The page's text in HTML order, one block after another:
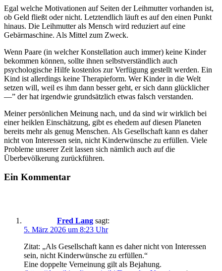
Egal welche Motivationen auf Seiten der Leihmutter vorhanden ist,
ob Geld fließt oder nicht. Letztendlich läuft es auf den einen Punkt
hinaus. Die Leihmutter als Mensch wird reduziert auf eine
Gebärmaschine. Als Mittel zum Zweck.
Wenn Paare (in welcher Konstellation auch immer) keine Kinder
bekommen können, sollte ihnen selbstverständlich auch
psychologische Hilfe kostenlos zur Verfügung gestellt werden. Ein
Kind ist allerdings keine Therapieform. Wer Kinder in die Welt
setzen will, weil es ihm dann besser geht, er sich dann glücklicher
—” der hat irgendwie grundsätzlich etwas falsch verstanden.
Meiner persönlichen Meinung nach, und da sind wir wirklich bei
einer heiklen Einschätzung, gibt es ehedem auf diesen Planeten
bereits mehr als genug Menschen. Als Gesellschaft kann es daher
nicht von Interessen sein, nicht Kinderwünsche zu erfüllen. Viele
Probleme unserer Zeit lassen sich nämlich auch auf die
Überbevölkerung zurückführen.
Ein Kommentar
Fred Lang sagt:
5. März 2026 um 8:23 Uhr
Zitat: „Als Gesellschaft kann es daher nicht von Interessen
sein, nicht Kinderwünsche zu erfüllen.“
Eine doppelte Verneinung gilt als Bejahung.